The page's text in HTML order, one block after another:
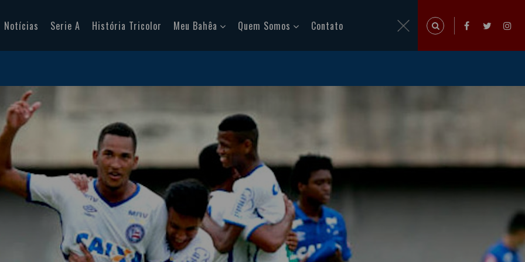
Notícias Serie A História Tricolor Meu Bahêa Quem Somos Contato